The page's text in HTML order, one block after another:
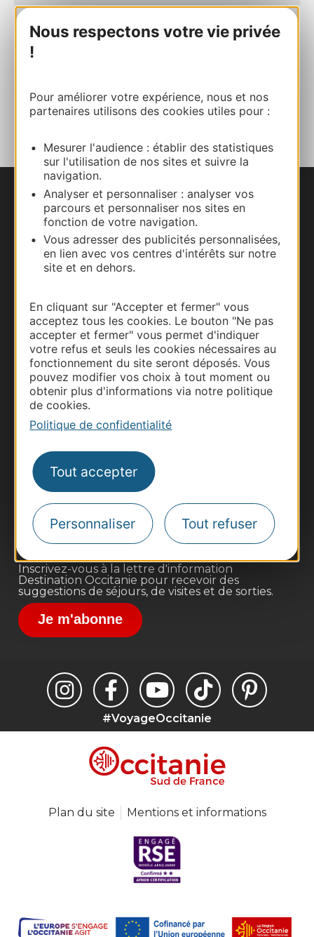
Nous respectons votre vie privée
!
Pour améliorer votre expérience, nous et nos
partenaires utilisons des cookies utiles pour :
Mesurer l'audience : établir des statistiques
sur l'utilisation de nos sites et suivre la
navigation.
Analyser et personnaliser : analyser vos
parcours et personnaliser nos sites en
fonction de votre navigation.
Vous adresser des publicités personnalisées,
en lien avec vos centres d'intérêts sur notre
site et en dehors.
En cliquant sur "Accepter et fermer" vous
acceptez tous les cookies. Le bouton "Ne pas
accepter et fermer" vous permet d'indiquer
votre refus et seuls les cookies nécessaires au
fonctionnement du site seront déposés. Vous
pouvez modifier vos choix à tout moment ou
obtenir plus d'informations via notre politique
de cookies.
Politique de confidentialité
Tout accepter
Personnaliser Tout refuser
AJOUTER
AU CARNET
Nous contacter
Carte interactive
Documentation
Business/Mice
Pros d'Occitanie
Site presse et d'influence
Voyagistes
Destination Sport
Inscrivez-vous à la lettre d'information
Destination Occitanie pour recevoir des
suggestions de séjours, de visites et de sorties.
Je m'abonne
#VoyageOccitanie
Plan du site Mentions et informations